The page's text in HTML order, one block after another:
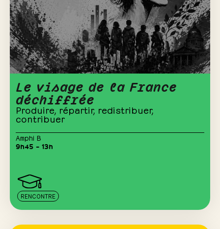
Le visage de la France
déchiffrée
Produire, répartir, redistribuer,
contribuer
Amphi B
9h45 – 13h
RENCONTRE